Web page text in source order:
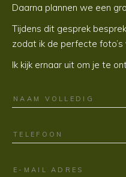
Daarna plannen we een
Tijdens dit gesprek
zodat ik de perfecte foto’s
Ik kijk ernaar uit om je te